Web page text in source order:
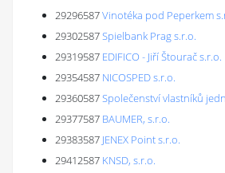
29296587Vinotéka pod Peperkem
29302587Spielbank Prag s.r.o.
29319587 EDIFICO - Jiří Štourač s.r.o.
29354587 NICOSPED s.r.o.
29360587Společenství vlastníků
29377587 BAUMER, s.r.o.
29383587 JENEX Point s.r.o.
29412587 KNSD, s.r.o.